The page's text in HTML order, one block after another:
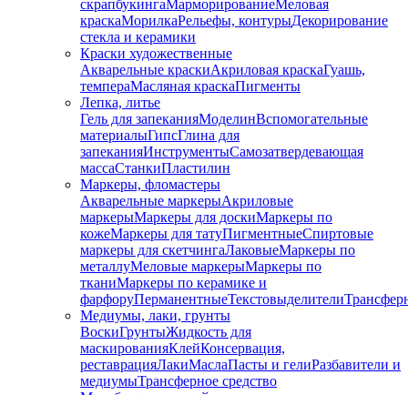
скрапбукингаМарморированиеМеловая
краскаМорилкаРельефы, контурыДекорирование
стекла и керамики
Краски художественные
Акварельные краскиАкриловая краскаГуашь,
темпераМасляная краскаПигменты
Лепка, литье
Гель для запеканияМоделинВспомогательные
материалыГипсГлина для
запеканияИнструментыСамозатвердевающая
массаСтанкиПластилин
Маркеры, фломастеры
Акварельные маркерыАкриловые
маркерыМаркеры для доскиМаркеры по
кожеМаркеры для татуПигментныеCпиртовые
маркеры для скетчингаЛаковыеМаркеры по
металлуМеловые маркерыМаркеры по
тканиМаркеры по керамике и
фарфоруПерманентныеТекстовыделители
Медиумы, лаки, грунты
ВоскиГрунтыЖидкость для
маскированияКлейКонсервация,
реставрацияЛакиМаслаПасты и гелиРазбавители и
медиумыТрансферное средство